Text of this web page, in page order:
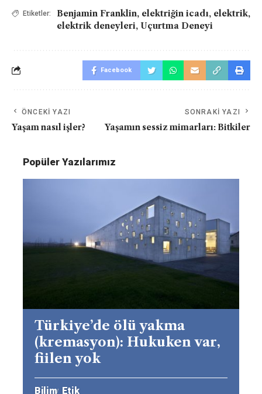
Etiketler: Benjamin Franklin, elektriğin icadı, elektrik,
elektrik deneyleri, Uçurtma Deneyi
Facebook
ÖNCEKI YAZI
Yaşam nasıl işler?
SONRAKI YAZI
Yaşamın sessiz mimarları: Bitkiler
Popüler Yazılarımız
Türkiye’de ölü yakma
(kremasyon): Hukuken var,
fiilen yok
Bilim Etik